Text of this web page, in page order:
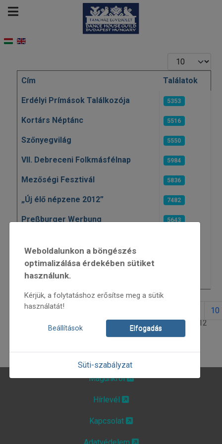
Tételek #
Cikkek
Cím Találatok
Erdélyi Prímások Találkozója 5353
Kortárs Néptánc 5516
Szőnyegvilág 5550
VII. Debreceni Folkmásfélnap 5984
Mezőségi Fesztivál 5836
„Új élő népzene 2012” 7482
Preßburger Werbung 5643
Csürrentő és Fakutya
Téka 35
4. oldal / 12
1 10
Weboldalunkon a böngészés
optimalizálása érdekében sütiket
használunk.
Kérjük, a folytatáshoz erősítse meg a sütik
használatát!
Beállítások Elfogadás
Süti-szabályzat
Magunkról
Hírlevél
Kapcsolat